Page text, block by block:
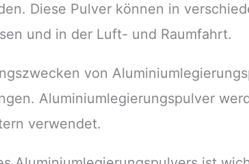
Diese Pulver können in
und in der Luft- und Raumfahrt.
von
Aluminiumlegierungspulver
verwendet.